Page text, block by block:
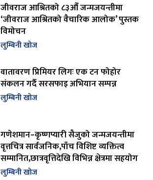
जीवराज आश्रितको ८३औँ जन्मजयन्तीमा
‘जीवराज आश्रितको वैचारिक आलोक’ पुस्तक
विमोचन
लुम्बिनी खोज
वातावरण प्रिमियर लिगः एक टन फोहोर
संकलन गर्दै सरसफाइ अभियान सम्पन्न
लुम्बिनी खोज
गणेशमान–कृष्णप्यारी सैजुको जन्मजयन्तीमा
वृत्तचित्र सार्वजनिक,पाँच विशिष्ट व्यक्तित्व
सम्मानित,छात्रवृत्तिदेखि विभिन्न क्षेत्रमा सहयोग
लुम्बिनी खोज